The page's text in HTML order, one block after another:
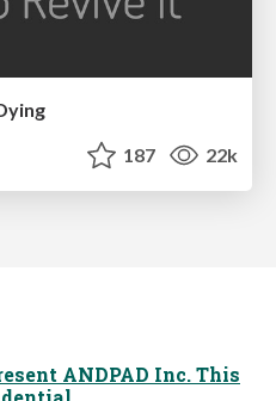
187 22k
ANDPAD Inc. This